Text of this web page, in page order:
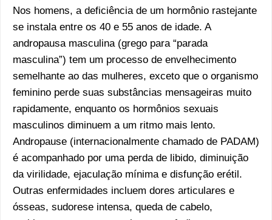
Nos homens, a deficiência de um hormônio rastejante
se instala entre os 40 e 55 anos de idade. A
andropausa masculina (grego para “parada
masculina”) tem um processo de envelhecimento
semelhante ao das mulheres, exceto que o organismo
feminino perde suas substâncias mensageiras muito
rapidamente, enquanto os hormônios sexuais
masculinos diminuem a um ritmo mais lento.
Andropause (internacionalmente chamado de PADAM)
é acompanhado por uma perda de libido, diminuição
da virilidade, ejaculação mínima e disfunção erétil.
Outras enfermidades incluem dores articulares e
ósseas, sudorese intensa, queda de cabelo,